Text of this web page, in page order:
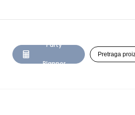
Party
Planner